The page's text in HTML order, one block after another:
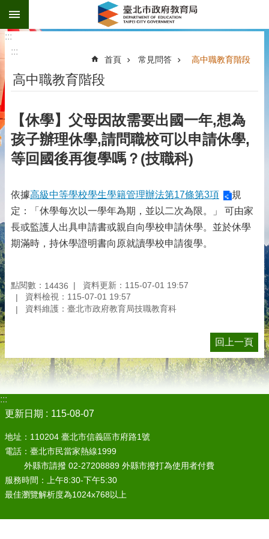
跳到主要內容區塊
:::
:::
首頁 常見問答 高中職教育階段
高中職教育階段
【休學】父母因故需要出國一年,想為
孩子辦理休學,請問職校可以申請休學,
等回國後再復學嗎？(技職科)
依據高級中等學校學生學籍管理辦法第17條第3項
規
定：「休學每次以一學年為期，並以二次為限。」 可由家
長或監護人出具申請書或親自向學校申請休學。並於休學
期滿時，持休學證明書向原就讀學校申請復學。
點閱數： 14436
資料更新：115-07-01 19:57
資料檢視：115-07-01 19:57
資料維護：臺北市政府教育局技職教育科
回上一頁
:::
更新日期
115-08-07
地址：110204 臺北市信義區市府路1號
電話：臺北市民當家熱線1999
外縣市請撥 02-27208889 外縣市撥打為使用者付費
服務時間：上午8:30-下午5:30
最佳瀏覽解析度為1024x768以上